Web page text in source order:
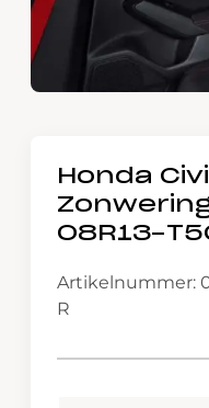
Contact
Honda
08R13-
Artikelnummer:
R